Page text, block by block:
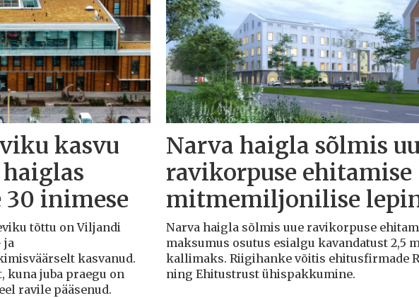
kasvu
30 inimese
tõttu on Viljandi
ja
kasvanud.
kuna juba praegu on
ravile pääsenud.
Narva haigla sõlmis
ravikorpuse ehitamise
mitmemiljonilise
Narva haigla sõlmis uue ravikorpuse
maksumus osutus esialgu kavandatust 2,5
kallimaks. Riigihanke võitis ehitusfirmade
ning Ehitustrust ühispakkumine.